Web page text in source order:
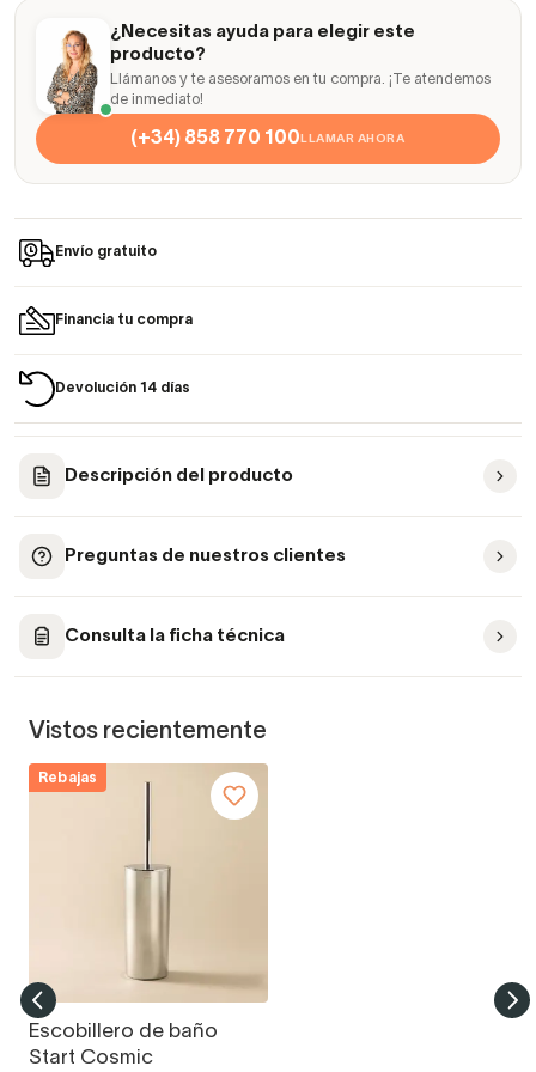
¿Necesitas ayuda para elegir este
producto?
Llámanos y te asesoramos en tu compra. ¡Te atendemos
de inmediato!
(+34) 858 770 100LLAMAR AHORA
Envío gratuito
Financia tu compra
Devolución 14 días
Descripción del producto
Preguntas de nuestros clientes
Consulta la ficha técnica
Vistos recientemente
Rebajas
Escobillero de baño
Start Cosmic